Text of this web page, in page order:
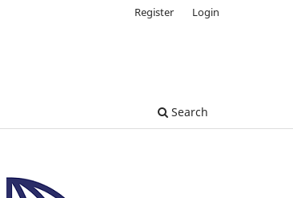
Search
Register Login